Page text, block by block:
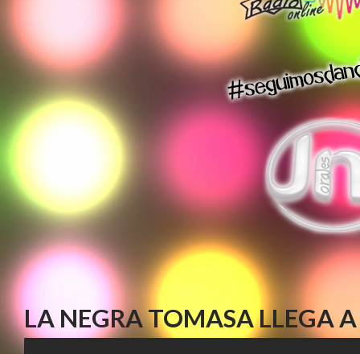
LA NEGRA TOMASA LLEGA